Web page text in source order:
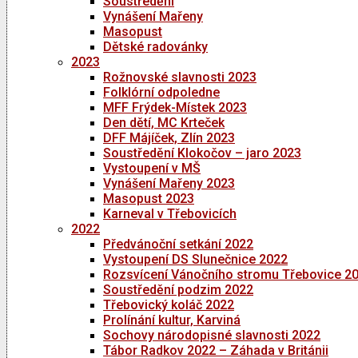
Vynášení Mařeny
Masopust
Dětské radovánky
2023
Rožnovské slavnosti 2023
Folklórní odpoledne
MFF Frýdek-Místek 2023
Den dětí, MC Krteček
DFF Májíček, Zlín 2023
Soustředění Klokočov – jaro 2023
Vystoupení v MŠ
Vynášení Mařeny 2023
Masopust 2023
Karneval v Třebovicích
2022
Předvánoční setkání 2022
Vystoupení DS Slunečnice 2022
Rozsvícení Vánočního stromu Třebovice
Soustředění podzim 2022
Třebovický koláč 2022
Prolínání kultur, Karviná
Sochovy národopisné slavnosti 2022
Tábor Radkov 2022 – Záhada v Británii